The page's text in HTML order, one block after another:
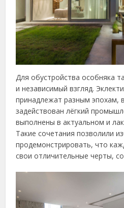
Для обустройства особняка
и независимый взгляд.
принадлежат разным эпохам,
задействован лёгкий
выполнены в актуальном и
Такие сочетания позволили
продемонстрировать, что
свои отличительные черты,